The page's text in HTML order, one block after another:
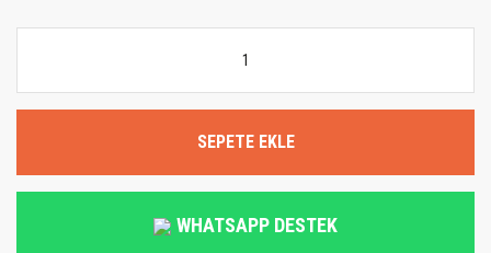
SEPETE EKLE
WHATSAPP DESTEK